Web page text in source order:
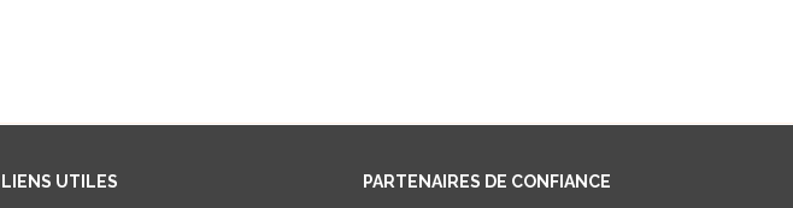
LIENS UTILES PARTENAIRES DE CONFIANCE